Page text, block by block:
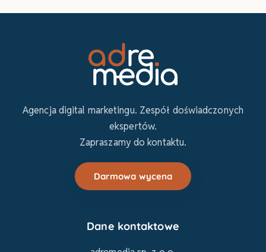
Agencja digital marketingu. Zespół doświadczonych
ekspertów.
Zapraszamy do kontaktu.
Darmowa wycena
Dane kontaktowe